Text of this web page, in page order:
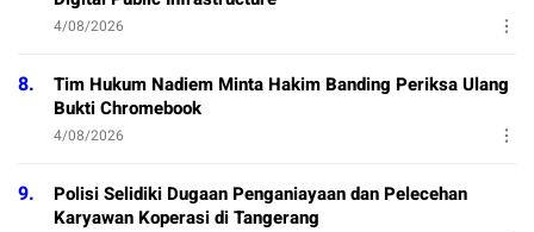
4/08/2026
8.
Tim Hukum Nadiem Minta Hakim Banding Periksa Ulang
Bukti Chromebook
4/08/2026
9.
Polisi Selidiki Dugaan Penganiayaan dan Pelecehan
Karyawan Koperasi di Tangerang